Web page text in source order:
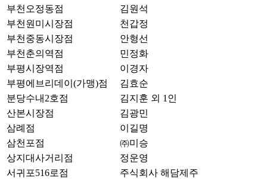
부천오정동점
김원석
부천원미시장점
천갑정
부천중동시장점
안형선
부천춘의역점
민정화
부평시장역점
이경자
부평에브리데이(가맹)점
김효순
분당수내2호점
김지훈 외 1인
산본시장점
김광민
삼례점
이길명
삼천포점
㈜미승
상지대사거리점
정운영
서귀포516로점
주식회사 해담제주